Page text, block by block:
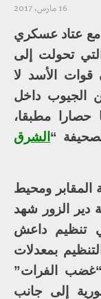
16 مارس، 2017
مع عتاد عسكري
تحولت إلى
الأسد لا
الجيوب داخل
حصارا مطبقا،
“ الشرق
ومحيط
دير الزور شهد
تنظيم داعش
بمعدلات
الفرات”
إلى جانب